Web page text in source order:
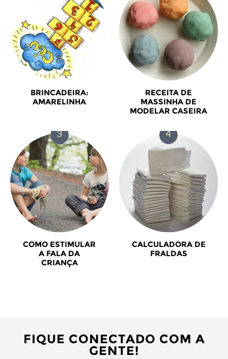
BRINCADEIRA:
AMARELINHA
RECEITA DE
MASSINHA DE
MODELAR CASEIRA
COMO ESTIMULAR
A FALA DA
CRIANÇA
CALCULADORA DE
FRALDAS
FIQUE CONECTADO COM A
GENTE!